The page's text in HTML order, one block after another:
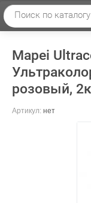
Mapei
розовый,
Артикул: нет